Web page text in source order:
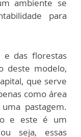
ambiente se
para
e das florestas
deste modelo,
que serve
como área
pastagem.
e este é um
seja, essas